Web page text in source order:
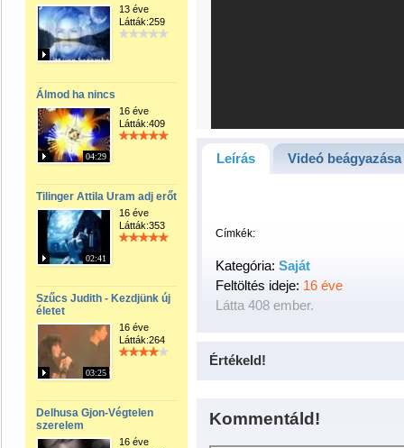
13 éve
Látták:259
Álmod ha nincs
04:29
16 éve
Látták:409
Tilinger Attila Uram adj erőt
02:41
16 éve
Látták:353
Szűcs Judith - Kezdjünk új
életet
03:25
16 éve
Látták:264
Delhusa Gjon-Végtelen
szerelem
16 éve
Leírás Videó beágyazása
Címkék:
Kategória: Saját
Feltöltés ideje: 16 éve
Látta 408 ember.
Értékeld!
Kommentáld!